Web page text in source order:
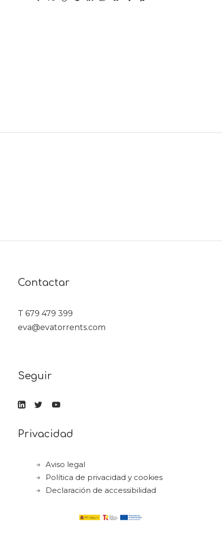
Contactar
T 679 479 399
eva@evatorrents.com
Seguir
Privacidad
Aviso legal
Política de privacidad y cookies
Declaración de accessibilidad